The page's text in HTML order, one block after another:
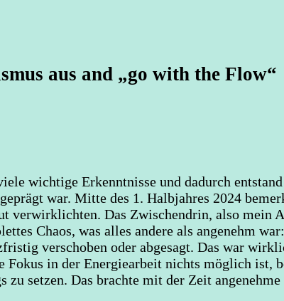
aus and „go with the Flow“
wichtige Erkenntnisse und dadurch
war. Mitte des 1. Halbjahres 2024
verwirklichten. Das Zwischendrin, also mein
Chaos, was alles andere als angenehm
verschoben oder abgesagt. Das war
Fokus in der Energiearbeit nichts möglich ist,
setzen. Das brachte mit der Zeit